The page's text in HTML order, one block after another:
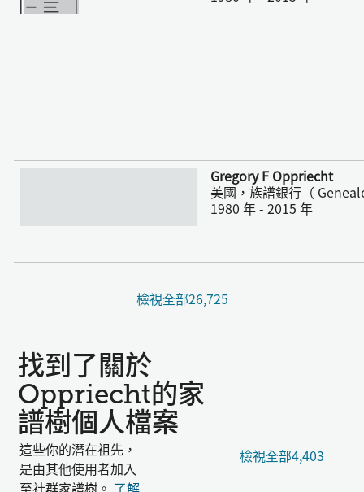
Gregory F Oppriecht
美國，族譜銀行（
1980 年 - 2015 年
檢視全部26,725
找到了關於
Oppriecht的家
譜樹個人檔案
這些你的潛在祖先，
是由其他使用者加入
至社群家譜樹。 了解
檢視全部4,403